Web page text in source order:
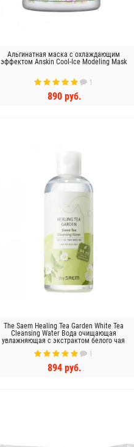
Альгинатная маска с охлаждающим
эффектом Anskin Cool-Ice Modeling Mask
1
890 руб.
The Saem Healing Tea Garden White Tea
Cleansing Water Вода очищающая
увлажняющая с экстрактом белого чая
1
894 руб.